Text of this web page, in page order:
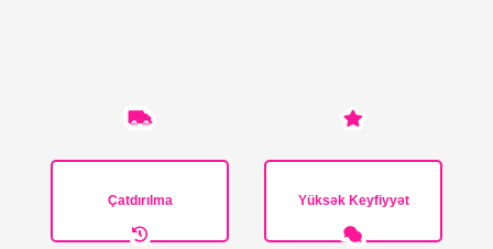
Çatdırılma Yüksək Keyfiyyət